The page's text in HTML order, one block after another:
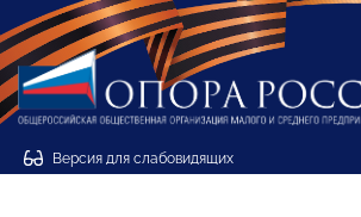
Версия для слабовидящих